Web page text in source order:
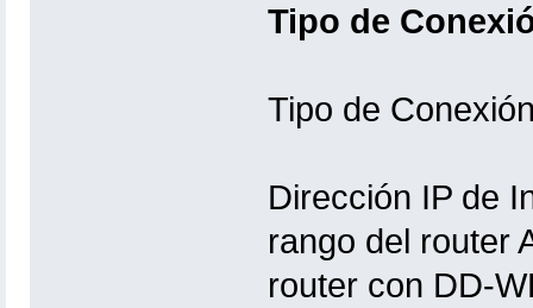
Tipo de
Tipo de
Dirección IP de
rango del router
router con DD-